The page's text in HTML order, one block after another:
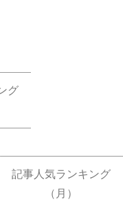
グ
記事人気ランキング
（月）